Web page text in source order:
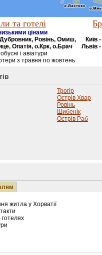
та готелі
цінами
Ровінь, Омиш,
Опатія, о.Крк, о.Брач
і авіатури
з травня по жовтень
Київ
Львів
Трогір
Острів Хвар
Ровінь
Шибенік
Острів Раб
житла у Хорватії
готелях